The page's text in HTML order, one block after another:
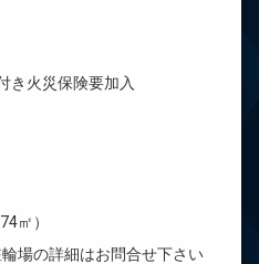
災保険要加入
㎡）
場の詳細はお問合せ下さい